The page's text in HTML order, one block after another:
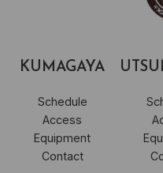
KUMAGAYA
Schedule
Access
Equipment
Contact